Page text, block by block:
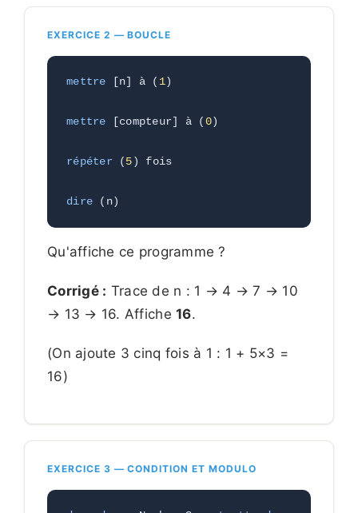
EXERCICE 2 — BOUCLE
mettre [n] à ( 1)
mettre [compteur] à (0)
répéter (5) fois
dire (n)
Qu'affiche ce programme ?
Corrigé : Trace de n : 1 → 4 → 7 → 10
→ 13 → 16. Affiche16.
(On ajoute 3 cinq fois à 1 : 1 + 5×3 =
16)
EXERCICE 3 — CONDITION ET MODULO